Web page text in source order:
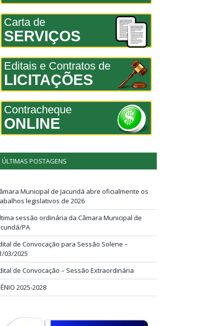
Carta de
SERVIÇOS
Editais e Contratos de
LICITAÇÕES
Contracheque
ONLINE
ÚLTIMAS POSTAGENS
Municipal de Jacundá abre oficialmente os
legislativos de 2026
sessão ordinária da Câmara Municipal de
PA
de Convocação para Sessão Solene –
03/2025
de Convocação – Sessão Extraordinária
2025-2028